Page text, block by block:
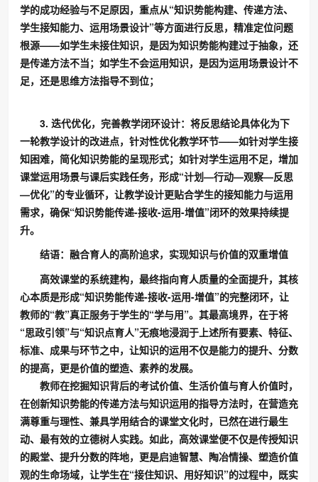
学的成功经验与不足原因，重点从“知识势能构建、传递方法、
学生接知能力、运用场景设计”等方面进行反思，精准定位问题
根源——如学生未接住知识，是因为知识势能构建过于抽象，还
是传递方法不当；如学生不会运用知识，是因为运用场景设计不
足，还是思维方法指导不到位；
3. 迭代优化，完善教学闭环设计：将反思结论具体化为下
一轮教学设计的改进点，针对性优化教学环节——如针对学生接
知困难，简化知识势能的呈现形式；如针对学生运用不足，增加
课堂运用场景与课后实践任务，形成“计划—行动—观察—反思
—优化”的专业循环，让教学设计更贴合学生的接知能力与运用
需求，确保“知识势能传递-接收-运用-增值”闭环的效果持续提
升。
结语：融合育人的高阶追求，实现知识与价值的双重增值
高效课堂的系统建构，最终指向育人质量的全面提升，其核
心本质是形成“知识势能传递-接收-运用-增值”的完整闭环，让
教师的“教”真正服务于学生的“学与用”。其最高境界，在于将
“思政引领”与“知识点育人”无痕地浸润于上述所有要素、特征、
标准、成果与环节之中，让知识的运用不仅是能力的提升、分数
的提高，更是价值的塑造、素养的发展。
教师在挖掘知识背后的考试价值、生活价值与育人价值时，
在创新知识势能的传递方法与知识运用的指导方法时，在营造充
满尊重与理性、兼具学用结合的课堂文化时，已然在进行最生
动、最有效的立德树人实践。如此，高效课堂便不仅是传授知识
的殿堂、提升分数的阵地，更是启迪智慧、陶冶情操、塑造价值
观的生命场域，让学生在“接住知识、用好知识”的过程中，既实